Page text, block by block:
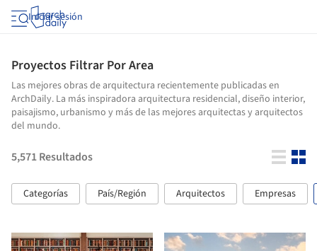
Iniciar sesión
Proyectos Filtrar Por Area
Las mejores obras de arquitectura recientemente publicadas en
ArchDaily. La más inspiradora arquitectura residencial, diseño interior,
paisajismo, urbanismo y más de las mejores arquitectas y arquitectos
del mundo.
5,571Resultados
Categorías País/Región Arquitectos Empresas